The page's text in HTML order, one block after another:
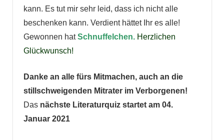
kann. Es tut mir sehr leid, dass ich nicht alle
beschenken kann. Verdient hättet Ihr es alle!
Gewonnen hatSchnuffelchen. Herzlichen
Glückwunsch!
Danke an alle fürs Mitmachen, auch an die
stillschweigenden Mitrater im Verborgenen!
Das nächste Literaturquiz startet am 04.
Januar 2021